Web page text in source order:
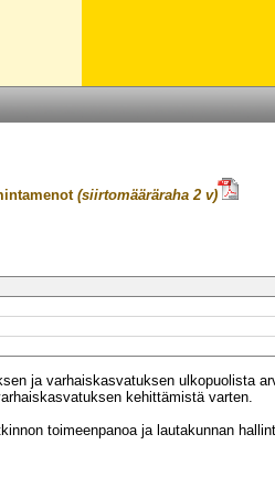
(siirtomääräraha 2 v)
ja varhaiskasvatuksen ulkopuolista
kehittämistä varten.
toimeenpanoa ja lautakunnan